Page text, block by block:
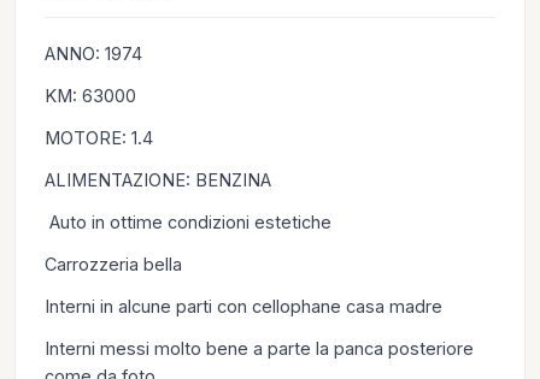
ANNO: 1974
KM: 63000
MOTORE: 1.4
ALIMENTAZIONE: BENZINA
Auto in ottime condizioni estetiche
Carrozzeria bella
Interni in alcune parti con cellophane casa madre
Interni messi molto bene a parte la panca posteriore